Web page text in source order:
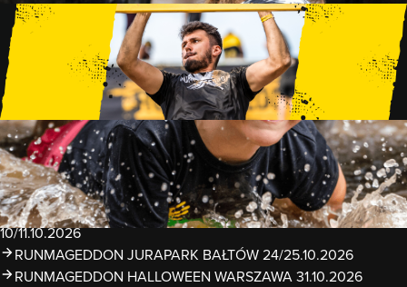
TRENINGI
WYDARZENIA
RUNMAGEDDON LUBLIN ZALEW ZEMBORZYCKI
22/23.08.2026
RUNMAGEDDON ERGO ARENA GDAŃSK/SOPOT
12/13.09.2026
RUNMAGEDDON KIDS: DEMO WARSZAWA 24/26.09.2026
RUNMAGEDDON WROCŁAW KOPALNIA ROLANTOWICE
26/27.09.2026
RUNMAGEDDON WARSZAWA TWIERDZA MODLIN
10/11.10.2026
RUNMAGEDDON JURAPARK BAŁTÓW 24/25.10.2026
RUNMAGEDDON HALLOWEEN WARSZAWA 31.10.2026